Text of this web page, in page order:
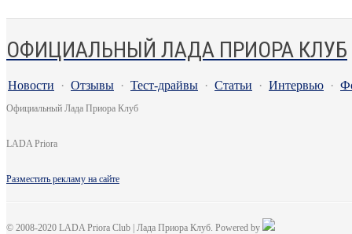
ОФИЦИАЛЬНЫЙ ЛАДА ПРИОРА КЛУБ
Новости · Отзывы · Тест-драйвы · Статьи · Интервью ·
Официальный Лада Приора Клуб
LADA Priora
Разместить рекламу на сайте
© 2008-2020 LADA Priora Club | Лада Приора Клуб. Powered by